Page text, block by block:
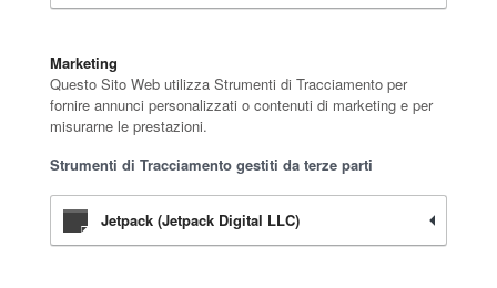
Marketing
Questo Sito Web utilizza Strumenti di Tracciamento per
fornire annunci personalizzati o contenuti di marketing e per
misurarne le prestazioni.
Strumenti di Tracciamento gestiti da terze parti
Jetpack (Jetpack Digital LLC)